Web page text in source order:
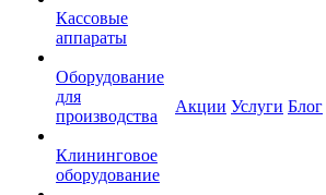
Кассовые
аппараты
Оборудование
для
производства
Клининговое
оборудование
Акции Услуги Блог